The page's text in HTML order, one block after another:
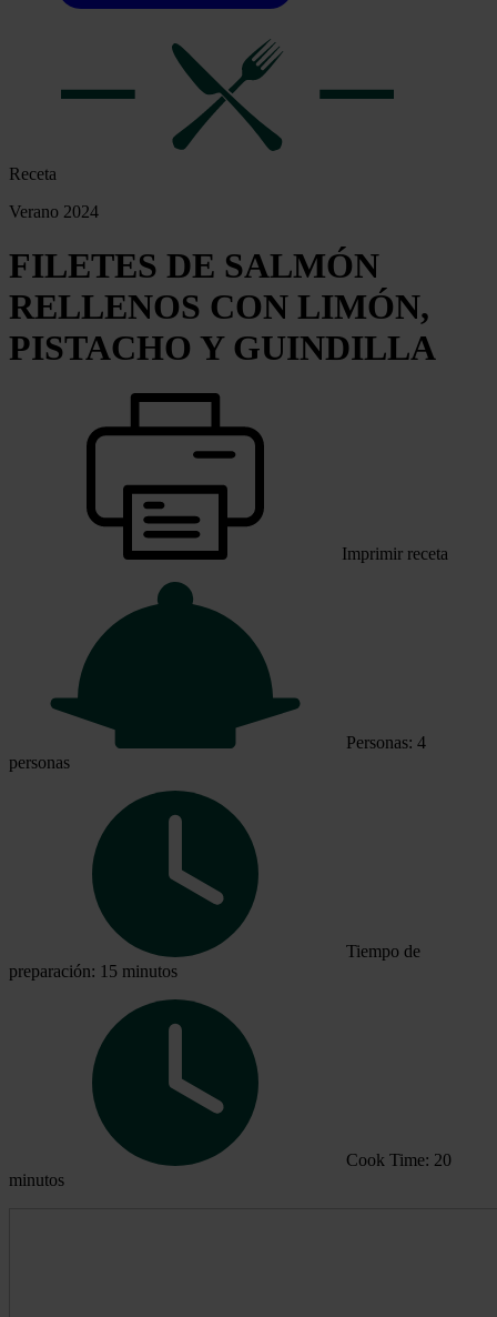
Receta
Verano 2024
FILETES DE SALMÓN
RELLENOS CON LIMÓN,
PISTACHO Y GUINDILLA
Imprimir receta
Personas: 4
personas
Tiempo de
preparación: 15 minutos
Cook Time: 20
minutos